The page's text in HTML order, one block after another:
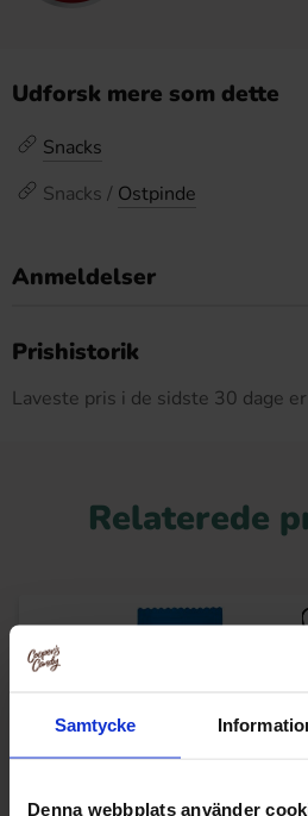
Samtycke
Denna webbplats använder
Udforsk mere som dette
Snacks
Snacks / Ostpinde
Anmeldelser
Prishistorik
Laveste pris i de sidste 30 dage
Relaterede